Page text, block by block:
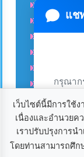
แช
กรุณาก
เว็บไซต์นี้มีการใช้
เนื่องและอำนวยค
เราปรับปรุงการน
โดยท่านสามารถศึก
โครงการ
คลังข่าวมห
คู่มือตาม พ.
ฐานข้อมูล
ศูนย์อำนว
ลิขสิทธิ์ © 2020-
ซึ่งสิทธิทั้งหมดบ
เราใช้คุกกี้เพื่อเ
งานเว็บไซต์ หาก